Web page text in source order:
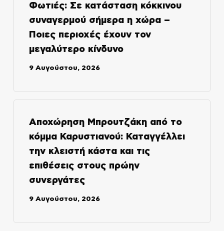
Φωτιές: Σε κατάσταση κόκκινου
συναγερμού σήμερα η χώρα –
Ποιες περιοχές έχουν τον
μεγαλύτερο κίνδυνο
9 Αυγούστου, 2026
Αποχώρηση Μπρουτζάκη από το
κόμμα Καρυστιανού: Καταγγέλλει
την κλειστή κάστα και τις
επιθέσεις στους πρώην
συνεργάτες
9 Αυγούστου, 2026